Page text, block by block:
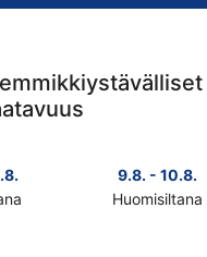
9.8. - 10.8.
Huomisiltana